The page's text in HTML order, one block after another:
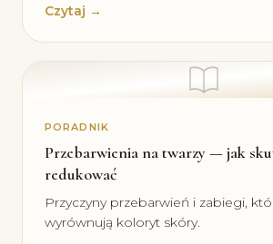
Czytaj →
PORADNIK
Przebarwienia na twarzy — jak
redukować
Przyczyny przebarwień i zabiegi,
wyrównują koloryt skóry.